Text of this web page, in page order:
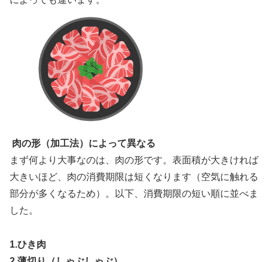
肉の形（加工法）によって異なる
まず何より大事なのは、肉の形です。表面積が大きければ
大きいほど、肉の消費期限は短くなります（空気に触れる
部分が多くなるため）。以下、消費期限の短い順に並べま
した。
1.ひき肉